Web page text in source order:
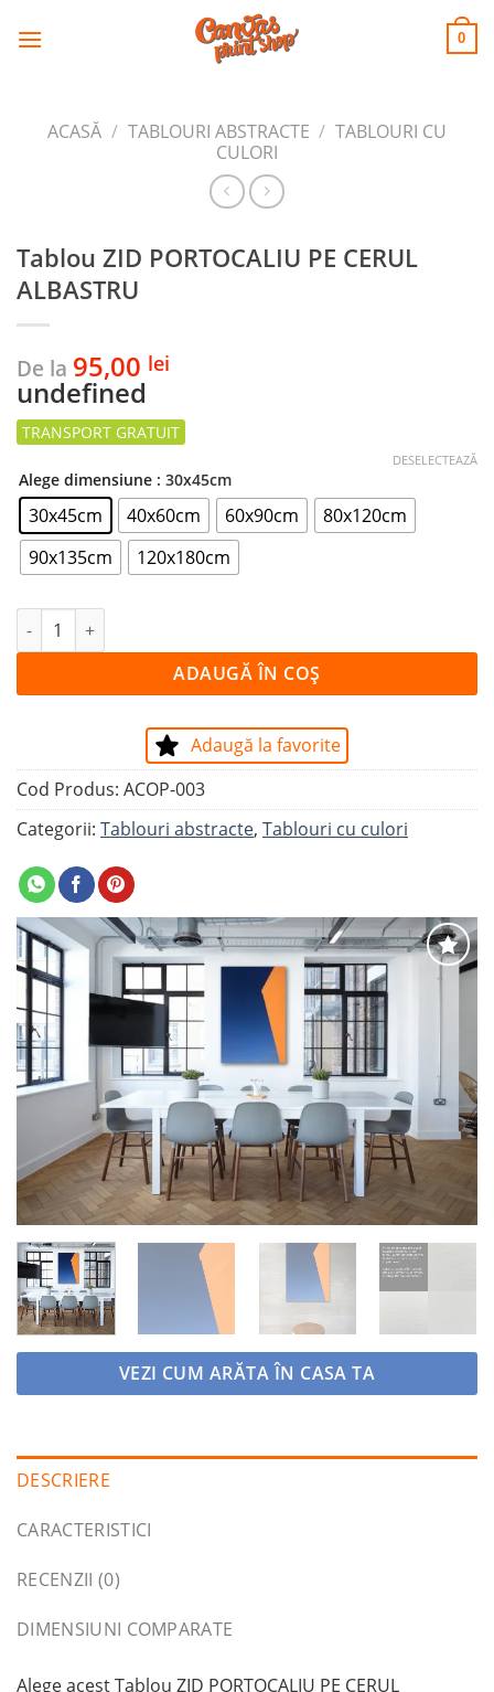
CANVAS
PRINT SHOP 0
ACASĂ / TABLOURI ABSTRACTE / TABLOURI CU
CULORI
VEZI CUM ARĂTA ÎN CASA TA
Tablou ZID PORTOCALIU PE CERUL
ALBASTRU
De la 95,00 lei
undefined
Alege dimensiune : 30x45cm
30x45cm 40x60cm 60x90cm
80x120cm
90x135cm
120x180cm
DESELECTEAZĂ
Cantitate Tablou ZID PORTOCALIU PE CERUL ALBASTRU
ADAUGĂ ÎN COȘ
Adaugă la favorite
Cod Produs: ACOP-003
Categorii: Tablouri abstracte, Tablouri cu culori
DESCRIERE
CARACTERISTICI
RECENZII (0)
DIMENSIUNI COMPARATE
Alege acest Tablou ZID PORTOCALIU PE CERUL